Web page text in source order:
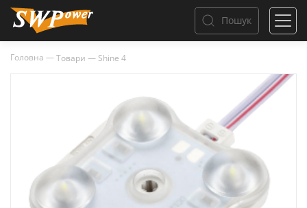
Пошук
Головна —Товари — Shine 4